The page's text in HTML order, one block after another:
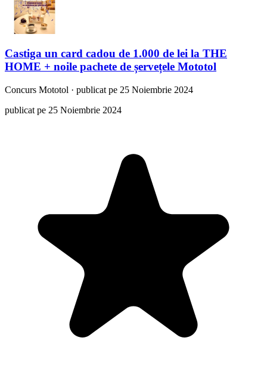
Castiga un card cadou de 1.000 de lei la THE
HOME + noile pachete de șervețele Mototol
Concurs Mototol · publicat pe 25 Noiembrie 2024
publicat pe 25 Noiembrie 2024